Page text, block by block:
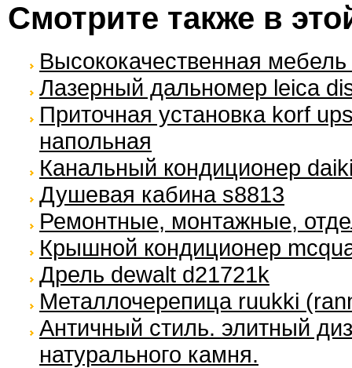
Смотрите также в
Высококачественная
Лазерный дальномер leica
Приточная установка korf
напольная
Канальный кондиционер
Душевая кабина s8813
Ремонтные, монтажные,
Крышной кондиционер
Дрель dewalt d21721k
Металлочерепица ruukki
Античный стиль. элитный
натурального камня.